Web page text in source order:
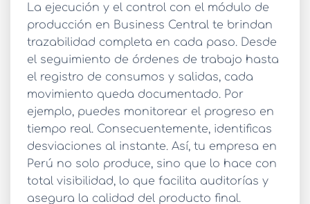
La ejecución y el control con el módulo de
producción en Business Central te brindan
trazabilidad completa en cada paso. Desde
el seguimiento de órdenes de trabajo hasta
el registro de consumos y salidas, cada
movimiento queda documentado. Por
ejemplo, puedes monitorear el progreso en
tiempo real. Consecuentemente, identificas
desviaciones al instante. Así, tu empresa en
Perú no solo produce, sino que lo hace con
total visibilidad, lo que facilita auditorías y
asegura la calidad del producto final.